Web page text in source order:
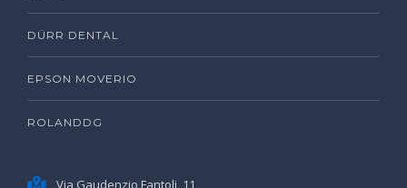
DÜRR DENTAL
EPSON MOVERIO
ROLANDDG